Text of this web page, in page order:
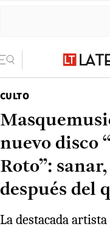
CULTO
nuevo disco
Roto”:
después del
La destacada